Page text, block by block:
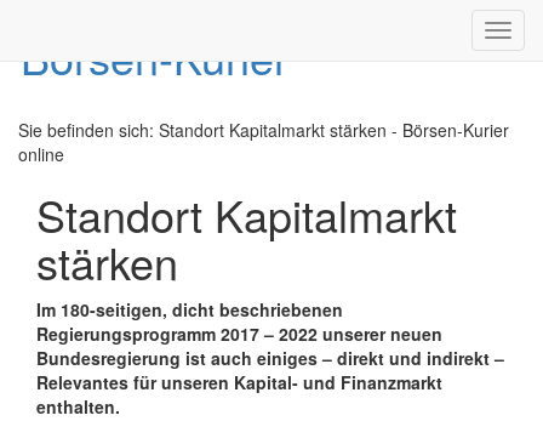
Sie befinden sich: Standort Kapitalmarkt stärken - Börsen-Kurier
online
Standort Kapitalmarkt
stärken
Im 180-seitigen, dicht beschriebenen
Regierungsprogramm 2017 – 2022 unserer neuen
Bundesregierung ist auch einiges – direkt und indirekt –
Relevantes für unseren Kapital- und Finanzmarkt
enthalten.